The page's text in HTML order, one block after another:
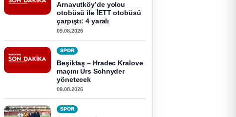
Arnavutköy’de yolcu
otobüsü ile İETT otobüsü
çarpıştı: 4 yaralı
09.08.2026
SPOR
Beşiktaş – Hradec Kralove
maçını Urs Schnyder
yönetecek
09.08.2026
SPOR